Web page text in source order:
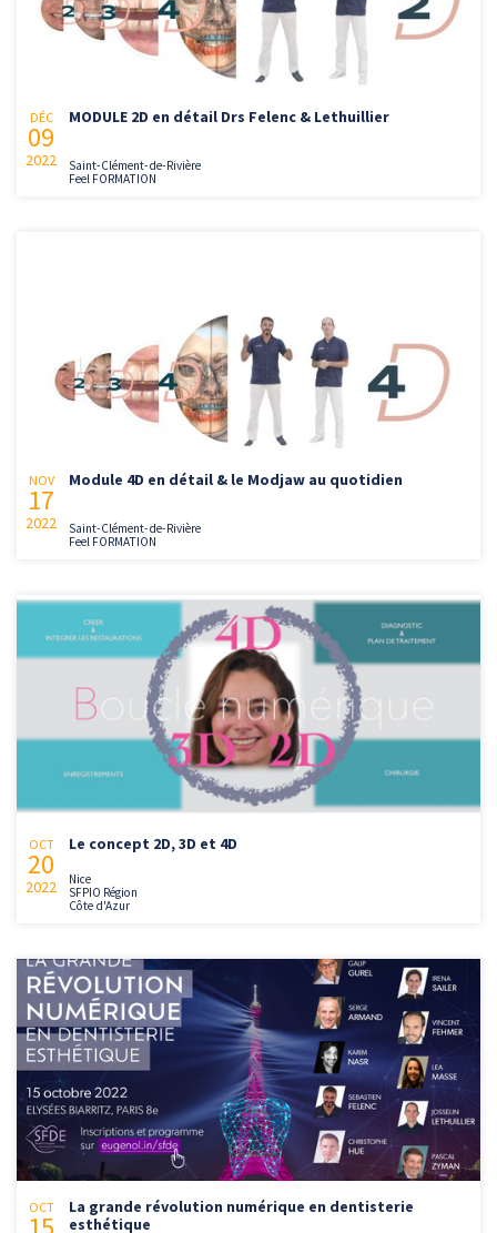
DÉC
09
2022
MODULE 2D en détail Drs Felenc & Lethuillier
Saint-Clément-de-Rivière
Feel FORMATION
NOV
17
2022
Module 4D en détail & le Modjaw au quotidien
Saint-Clément-de-Rivière
Feel FORMATION
OCT
20
2022
Le concept 2D, 3D et 4D
Nice
SFPIO Région
Côte d'Azur
OCT
La grande révolution numérique en dentisterie
esthétique